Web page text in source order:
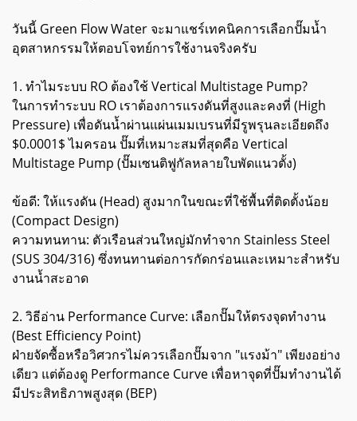
วันนี้ Green Flow Water จะมาแชร์เทคนิคการเลือกปั๊มน้ำ
อุตสาหกรรมให้ตอบโจทย์การใช้งานจริงครับ
1. ทำไมระบบ RO ต้องใช้ Vertical Multistage Pump?
ในการทำระบบ RO เราต้องการแรงดันที่สูงและคงที่ (High
Pressure) เพื่อดันน้ำผ่านแผ่นเมมเบรนที่มีรูพรุนละเอียดถึง
$0.0001$ ไมครอน ปั๊มที่เหมาะสมที่สุดคือ Vertical
Multistage Pump (ปั๊มเซนติฟูกัลหลายใบพัดแนวตั้ง)
ข้อดี: ให้แรงดัน (Head) สูงมากในขณะที่ใช้พื้นที่ติดตั้งน้อย
(Compact Design)
ความทนทาน: ตัวเรือนส่วนใหญ่มักทำจาก Stainless Steel
(SUS 304/316) ซึ่งทนทานต่อการกัดกร่อนและเหมาะสำหรับ
งานน้ำสะอาด
2. วิธีอ่าน Performance Curve: เลือกปั๊มให้ตรงจุดทำงาน
(Best Efficiency Point)
ฝ่ายจัดซื้อหรือวิศวกรไม่ควรเลือกปั๊มจาก "แรงม้า" เพียงอย่าง
เดียว แต่ต้องดู Performance Curve เพื่อหาจุดที่ปั๊มทำงานได้
มีประสิทธิภาพสูงสุด (BEP)